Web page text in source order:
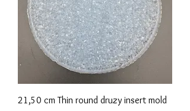
21,50 cm Thin round druzy insert mold